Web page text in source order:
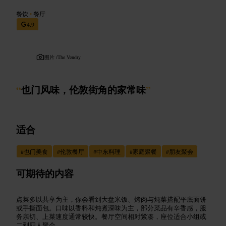
餐饮 •餐厅
4.9
图片 /The Vendry
“也门风味，伦敦街角的家常味”
适合
#也门美食 #伦敦餐厅 #中东料理 #家庭聚餐 #朋友聚会
可期待的内容
点菜多以共享为主，你会看到大盘米饭、烤肉与炖菜搭配平底面饼
或手撕面包。口味以香料和炖煮深味为主，部分菜品有辛香感，服
务亲切、上菜速度通常较快。餐厅空间相对紧凑，座位适合小组或